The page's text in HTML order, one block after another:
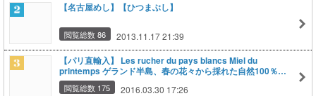
【名古屋めし】【ひつまぶし】
閲覧総数 86 2013.11.17 21:39
【パリ直輸入】 Les rucher du pays blancs Miel du
printemps ゲランド半島、春の花々から採れた自然100％蜂
蜜閲覧総数 175 2016.03.30 17:26